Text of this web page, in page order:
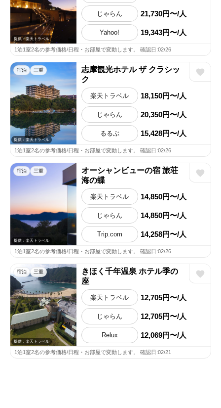
提供：楽天トラベル
じゃらん 21,730円〜/人
Yahoo! 19,343円〜/人
1泊1室2名の参考価格/日程・お部屋で変動します。 確認日:02/26
宿泊 三重
提供：楽天トラベル
志摩観光ホテル ザ クラシッ
ク
楽天トラベル 18,150円〜/人
じゃらん 20,350円〜/人
るるぶ 15,428円〜/人
1泊1室2名の参考価格/日程・お部屋で変動します。 確認日:02/26
宿泊 三重
提供：楽天トラベル
オーシャンビューの宿 旅荘
海の蝶
楽天トラベル 14,850円〜/人
じゃらん 14,850円〜/人
Trip.com 14,258円〜/人
1泊1室2名の参考価格/日程・お部屋で変動します。 確認日:02/26
宿泊 三重
提供：楽天トラベル
きほく千年温泉 ホテル季の
座
楽天トラベル 12,705円〜/人
じゃらん 12,705円〜/人
Relux 12,069円〜/人
1泊1室2名の参考価格/日程・お部屋で変動します。 確認日:02/21